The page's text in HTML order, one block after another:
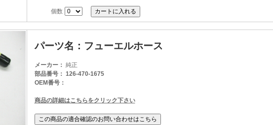
個数
パーツ名：フューエルホース
メーカー： 純正
部品番号： 126-470-1675
OEM番号：
商品の詳細はこちらをクリック下さい